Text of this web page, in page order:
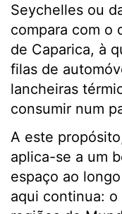
Seychelles ou
compara com o
de Caparica, à
filas de
lancheiras
consumir num
A este
aplica-se a um
espaço ao
aqui continua: